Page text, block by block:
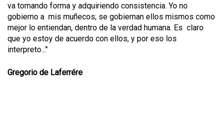
va tomando forma y adquiriendo consistencia. Yo no
gobierno a mis muñecos; se gobiernan ellos mismos como
mejor lo entiendan, dentro de la verdad humana. Es claro
que yo estoy de acuerdo con ellos, y por eso los
interpreto..."
Gregorio de Laferrére